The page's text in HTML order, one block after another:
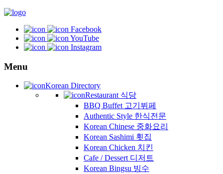
Facebook
YouTube
Instagram
Menu
Korean Directory
Restaurant 식당
BBQ Buffet 고기뷔페
Authentic Style 한식전문
Korean Chinese 중화요리
Korean Sashimi 횟집
Korean Chicken 치킨
Cafe / Dessert 디저트
Korean Bingsu 빙수